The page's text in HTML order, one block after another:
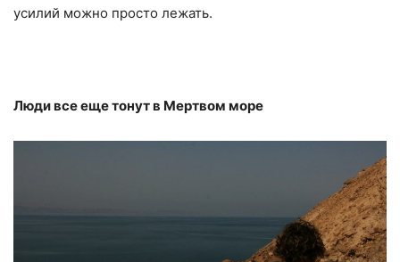
усилий можно просто лежать.
Люди все еще тонут в Мертвом море